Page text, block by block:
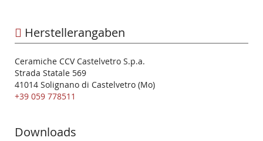
Herstellerangaben
Ceramiche CCV Castelvetro S.p.a.
Strada Statale 569
41014 Solignano di Castelvetro (Mo)
+39 059 778511
Downloads